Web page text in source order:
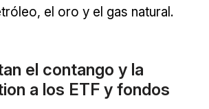
el oro y el gas natural.
el contango y la
a los ETF y fondos